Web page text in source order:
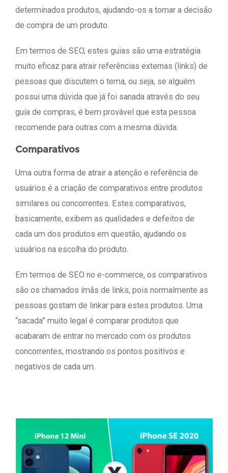
determinados produtos, ajudando-os a tomar a decisão
de compra de um produto.
Em termos de SEO, estes guias são uma estratégia
muito eficaz para atrair referências externas (links) de
pessoas que discutem o tema, ou seja, se alguém
possui uma dúvida que já foi sanada através do seu
guia de compras, é bem provável que esta pessoa
recomende para outras com a mesma dúvida.
Comparativos
Uma outra forma de atrair a atenção e referência de
usuários é a criação de comparativos entre produtos
similares ou concorrentes. Estes comparativos,
basicamente, exibem as qualidades e defeitos de
cada um dos produtos em questão, ajudando os
usuários na escolha do produto.
Em termos de SEO no e-commerce, os comparativos
são os chamados ímãs de links, pois normalmente as
pessoas gostam de linkar para estes produtos. Uma
“sacada” muito legal é comparar produtos que
acabaram de entrar no mercado com os produtos
concorrentes, mostrando os pontos positivos e
negativos de cada um.